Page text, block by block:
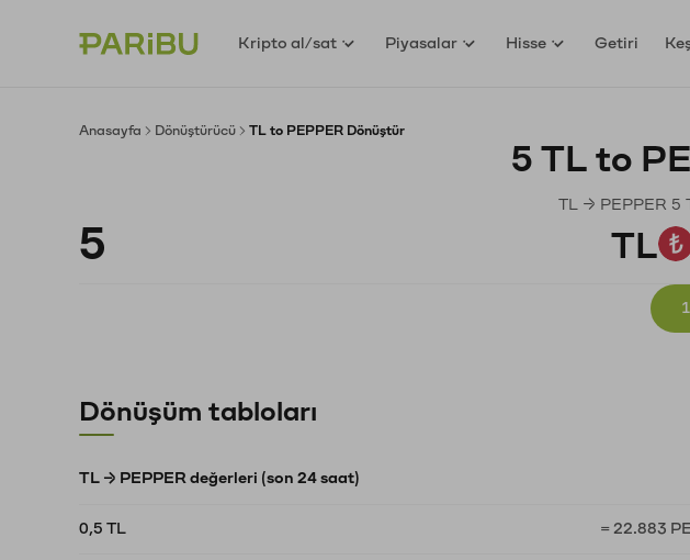
Kripto al/sat Piyasalar Hisse Getiri
Anasayfa Dönüştürücü TL to PEPPER Dönüştür
5 TL to
TL → PEPPER 5
TL
Dönüşüm tabloları
TL → PEPPER değerleri (son 24 saat)
0,5 TL = 22.883